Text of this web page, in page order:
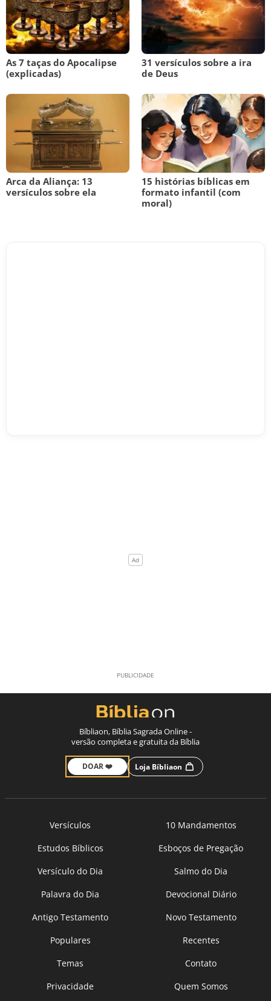
As 7 taças do Apocalipse
(explicadas)
31 versículos sobre a ira
de Deus
Arca da Aliança: 13
versículos sobre ela
15 histórias bíblicas em
formato infantil (com
moral)
Bíbliaon, Bíblia Sagrada Online -
versão completa e gratuita da Bíblia
DOAR ❤️ Loja Bíbliaon
Versículos
10 Mandamentos
Estudos Bíblicos
Esboços de Pregação
Versículo do Dia
Salmo do Dia
Palavra do Dia
Devocional Diário
Antigo Testamento
Novo Testamento
Populares
Recentes
Temas
Contato
Privacidade
Quem Somos